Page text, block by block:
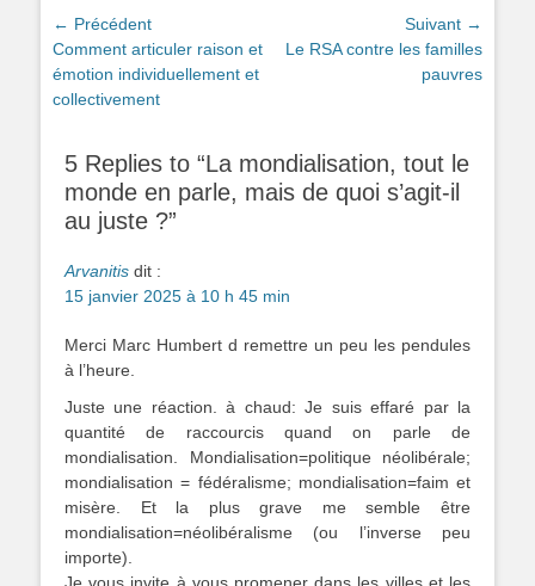
Navigation
de
l’article
← Précédent
Article
précédent :
Comment articuler raison et
émotion individuellement et
collectivement
Suivant →
Article
Le RSA contre les familles
pauvres
5 Replies to “La mondialisation, tout le
monde en parle, mais de quoi s’agit-il
au juste ?”
Arvanitis dit :
15 janvier 2025 à 10 h 45 min
Merci Marc Humbert d remettre un peu les pendules
à l’heure.
Juste une réaction. à chaud: Je suis effaré par la
quantité de raccourcis quand on parle de
mondialisation. Mondialisation=politique néolibérale;
mondialisation = fédéralisme; mondialisation=faim et
misère. Et la plus grave me semble être
mondialisation=néolibéralisme (ou l’inverse peu
importe).